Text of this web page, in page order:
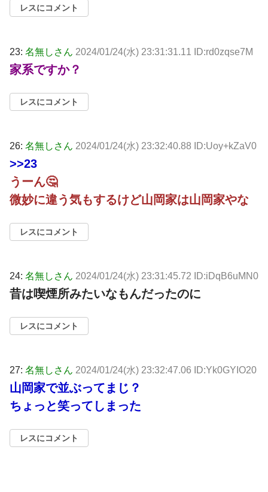
レスにコメント
23: 名無しさん 2024/01/24(水) 23:31:31.11 ID:rd0zqse7M
家系ですか？
レスにコメント
26: 名無しさん 2024/01/24(水) 23:32:40.88 ID:Uoy+kZaV0
>>23
うーん🤔
微妙に違う気もするけど山岡家は山岡家やな
レスにコメント
24: 名無しさん 2024/01/24(水) 23:31:45.72 ID:iDqB6uMN0
昔は喫煙所みたいなもんだったのに
レスにコメント
27: 名無しさん 2024/01/24(水) 23:32:47.06 ID:Yk0GYIO20
山岡家で並ぶってまじ？
ちょっと笑ってしまった
レスにコメント